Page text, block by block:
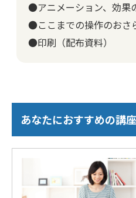
●アニメーション、効果
●ここまでの操作のおさ
●印刷（配布資料）
あなたにおすすめの講座